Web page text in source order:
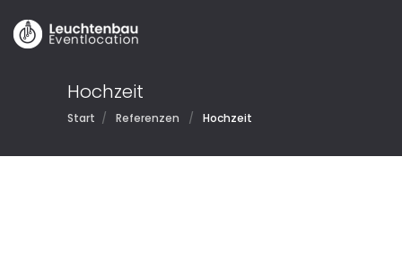
Hochzeit
Start / Referenzen / Hochzeit